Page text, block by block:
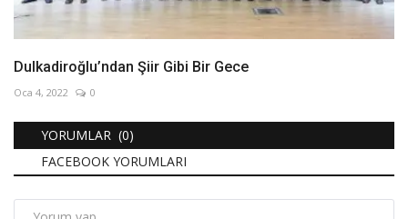
Dulkadiroğlu’ndan Şiir Gibi Bir Gece
Oca 4, 2022 0
YORUMLAR (0)
FACEBOOK YORUMLARI